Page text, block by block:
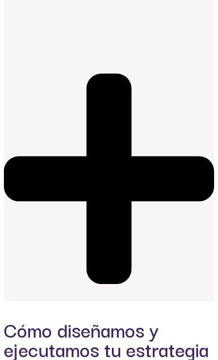
Cómo diseñamos y
ejecutamos tu estrategia